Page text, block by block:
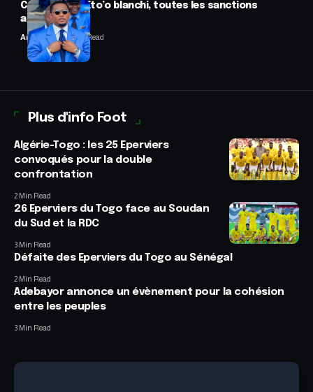
CAF : Samuel Eto’o blanchi, toutes les sanctions
annulées
Anselme AVI2 Min Read
Plus d'info Foot
Algérie-Togo : les 25 Eperviers
convoqués pour la double
confrontation
2 Min Read
26 Eperviers du Togo face au Soudan
du Sud et la RDC
3 Min Read
Défaite des Eperviers du Togo au Sénégal
2 Min Read
Adebayor annonce un évènement pour la cohésion
entre les peuples
3 Min Read